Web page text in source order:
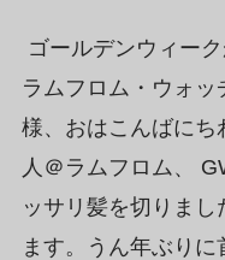
ラムフロム・ウォッ
様、おはこんばにち
人＠ラムフロム、
ッサリ髪を切りまし
ます。うん年ぶりに